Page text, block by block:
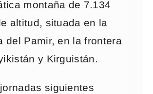
montaña de 7.134
altitud, situada en la
del Pamir, en la frontera
y Kirguistán.
siguientes